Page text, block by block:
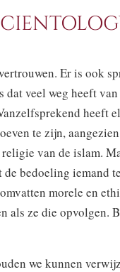
Er is ook
dat veel weg heeft
heeft
te zijn,
van de islam.
bedoeling iemand
morele en
als ze die opvolgen.
we kunnen